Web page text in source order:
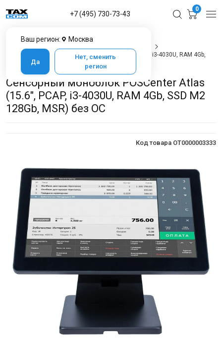
Ваш регион: Москва
Да
Нет, сменить
регион
+7 (495) 730-73-43
0
Сенсорный моноблок POSCenter Atlas (15.6", PCAP, i3-4030U, RAM 4Gb,
SSD M2 128Gb, MSR) без ОС
Сенсорный моноблок POSCenter Atlas
(15.6", PCAP, i3-4030U, RAM 4Gb, SSD M2
128Gb, MSR) без ОС
Код товара OT0000003333